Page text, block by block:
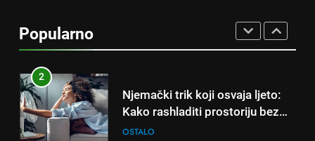
Popularno
Kako rashladiti prostoriju bez
OSTALO
3
Kardiolog koji već 20 godina
liječi pacijente nakon infarkta
otkrio: Ove 4 jutarnje navike